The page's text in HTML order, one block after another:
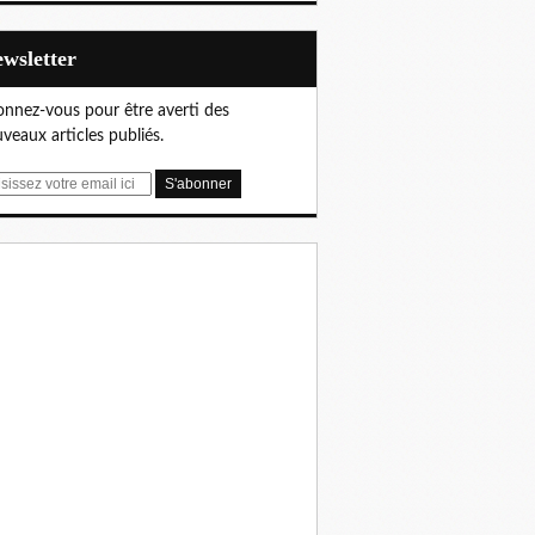
vous pour être averti des
articles publiés.